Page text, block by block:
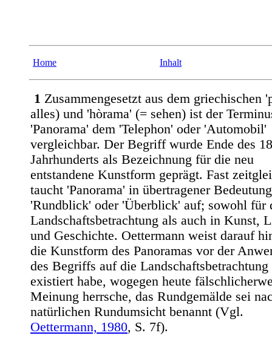
Home Inhalt
1 Zusammengesetzt aus dem griechischen
alles) und 'hòrama' (= sehen) ist der
'Panorama' dem 'Telephon' oder 'Automobil'
vergleichbar. Der Begriff wurde Ende des
Jahrhunderts als Bezeichnung für die neu
entstandene Kunstform geprägt. Fast
taucht 'Panorama' in übertragener
'Rundblick' oder 'Überblick' auf; sowohl für
Landschaftsbetrachtung als auch in Kunst,
und Geschichte. Oettermann weist darauf
die Kunstform des Panoramas vor der
des Begriffs auf die Landschaftsbetrachtung
existiert habe, wogegen heute
Meinung herrsche, das Rundgemälde sei
natürlichen Rundumsicht benannt (Vgl.
Oettermann, 1980, S. 7f).